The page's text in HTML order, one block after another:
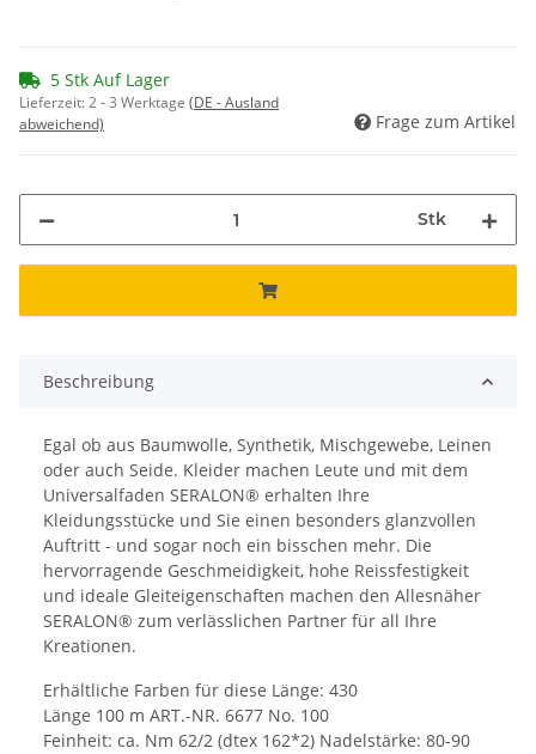
5 Stk Auf Lager
Lieferzeit:2 - 3 Werktage (DE - Ausland
abweichend)
Frage zum Artikel
Stk
Beschreibung
Egal ob aus Baumwolle, Synthetik, Mischgewebe, Leinen
oder auch Seide. Kleider machen Leute und mit dem
Universalfaden SERALON® erhalten Ihre
Kleidungsstücke und Sie einen besonders glanzvollen
Auftritt - und sogar noch ein bisschen mehr. Die
hervorragende Geschmeidigkeit, hohe Reissfestigkeit
und ideale Gleiteigenschaften machen den Allesnäher
SERALON® zum verlässlichen Partner für all Ihre
Kreationen.
Erhältliche Farben für diese Länge: 430
Länge 100 m ART.-NR. 6677 No. 100
Feinheit: ca. Nm 62/2 (dtex 162*2) Nadelstärke: 80-90